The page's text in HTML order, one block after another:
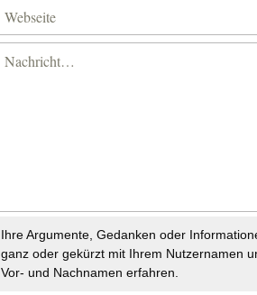
Ihre Argumente, Gedanken oder
ganz oder gekürzt mit Ihrem Nutzernamen
Vor- und Nachnamen erfahren.